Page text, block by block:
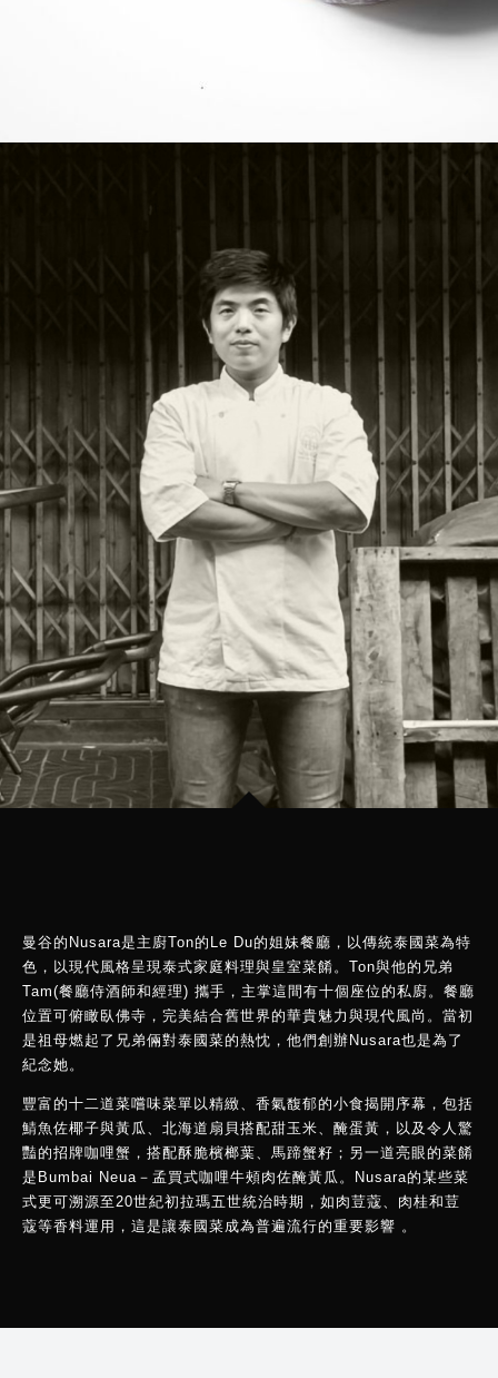
曼谷的Nusara是主廚Ton的Le Du的姐妹餐廳，以傳統泰國菜為特
色，以現代風格呈現泰式家庭料理與皇室菜餚。Ton與他的兄弟
Tam(餐廳侍酒師和經理) 攜手，主掌這間有十個座位的私廚。餐廳
位置可俯瞰臥佛寺，完美結合舊世界的華貴魅力與現代風尚。當初
是祖母燃起了兄弟倆對泰國菜的熱忱，他們創辦Nusara也是為了
紀念她。
豐富的十二道菜嚐味菜單以精緻、香氣馥郁的小食揭開序幕，包括
鯖魚佐椰子與黃瓜、北海道扇貝搭配甜玉米、醃蛋黃，以及令人驚
豔的招牌咖哩蟹，搭配酥脆檳榔葉、馬蹄蟹籽；另一道亮眼的菜餚
是Bumbai Neua－孟買式咖哩牛頰肉佐醃黃瓜。Nusara的某些菜
式更可溯源至20世紀初拉瑪五世統治時期，如肉荳蔻、肉桂和荳
蔻等香料運用，這是讓泰國菜成為普遍流行的重要影響 。